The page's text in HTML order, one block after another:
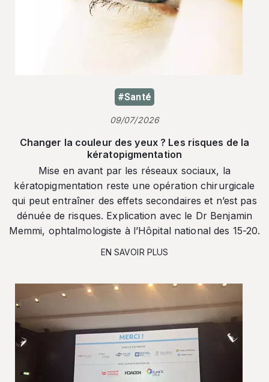
#Santé
09/07/2026
Changer la couleur des yeux ? Les risques de la
kératopigmentation
Mise en avant par les réseaux sociaux, la
kératopigmentation reste une opération chirurgicale
qui peut entraîner des effets secondaires et n’est pas
dénuée de risques. Explication avec le Dr Benjamin
Memmi, ophtalmologiste à l’Hôpital national des 15-20.
EN SAVOIR PLUS